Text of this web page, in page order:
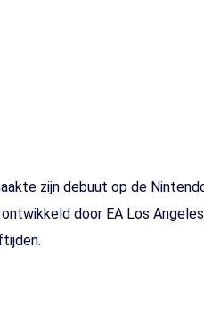
zijn debuut op de
door EA Los